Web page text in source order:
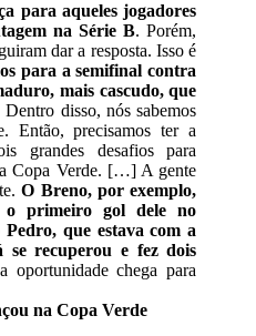
para aqueles jogadores
na Série B. Porém,
dar a resposta. Isso é
para a semifinal contra
mais cascudo, que
Dentro disso, nós sabemos
Então, precisamos ter a
grandes desafios para
Copa Verde. […] A gente
O Breno, por exemplo,
o primeiro gol dele no
que estava com a
se recuperou e fez dois
chega para
na Copa Verde